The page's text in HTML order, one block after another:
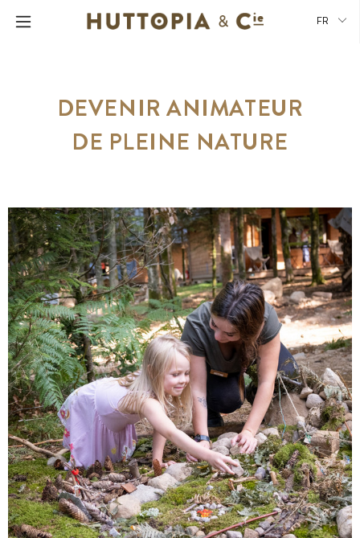
FR
DEVENIR ANIMATEUR
DE PLEINE NATURE